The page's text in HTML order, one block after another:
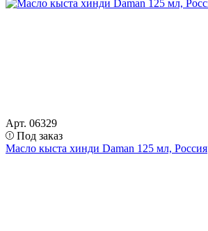
Арт. 06329
Под заказ
Масло кыста хинди Daman 125 мл, Россия